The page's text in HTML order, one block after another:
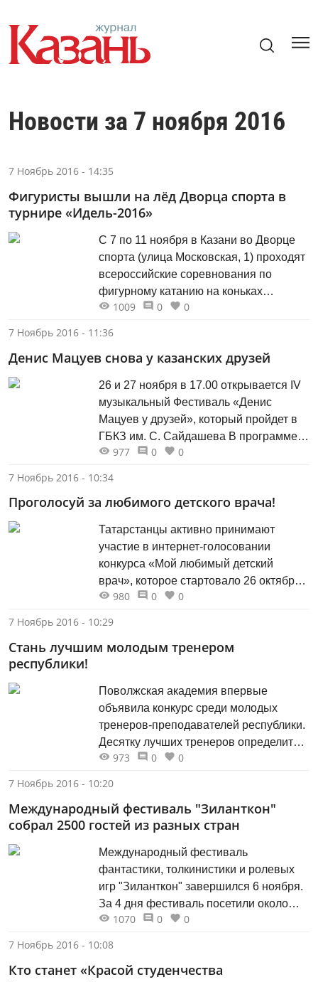
Новости за 7 ноября 2016
7 Ноябрь 2016 - 14:35
Фигуристы вышли на лёд Дворца спорта в
турнире «Идель-2016»
С 7 по 11 ноября в Казани во Дворце
спорта (улица Московская, 1) проходят
всероссийские соревнования по
фигурному катанию на коньках
«Идель-2016», посвященные памяти
Тарасова. В турнире, который
пятьдесят спортсменов в возрасте от
двенадцати до двадцати пяти...
1009 0
0
7 Ноябрь 2016 - 11:36
Денис Мацуев снова у казанских друзей
26 и 27 ноября в 17.00 открывается IV
музыкальный Фестиваль «Денис
Мацуев у друзей», который пройдет в
ГБКЗ им. С. Сайдашева В программе
концерта 26 ноября: М. Мусоргский
оркестра (авторская редакция) Л.
с оркестром до минор, op.37...
977 0
0
7 Ноябрь 2016 - 10:34
Проголосуй за любимого детского врача!
Татарстанцы активно принимают
участие в интернет-голосовании
конкурса «Мой любимый детский
врач», которое стартовало 26 октября.
Голос за любимого врача может отдать
bestpediatr.ru. В этом году в конкурсе
специалистов из 70 учреждений
Татарстана. В Набережных Челнах
конкурс...
980 0
0
7 Ноябрь 2016 - 10:29
Стань лучшим молодым тренером
республики!
Поволжская академия впервые
объявила конкурс среди молодых
тренеров-преподавателей республики.
Десятку лучших тренеров определит
компетентное жюри в рамках заочного
деятельность, повышение
квалификации и результаты работы с
обучающимися (выполнение
разрядных требований и итоги
выступлений воспитанников на
соревнованиях). В очном этапе
конкурса, который состоится 8...
973 0
0
7 Ноябрь 2016 - 10:20
Международный фестиваль "Зиланткон"
собрал 2500 гостей из разных стран
Международный фестиваль
фантастики, толкинистики и ролевых
игр "Зиланткон" завершился 6 ноября.
За 4 дня фестиваль посетили около
2500 жителей и гостей столицы
стран СНГ и дальнего зарубежья. Для
1070 0
0
7 Ноябрь 2016 - 10:08
Кто станет «Красой студенчества